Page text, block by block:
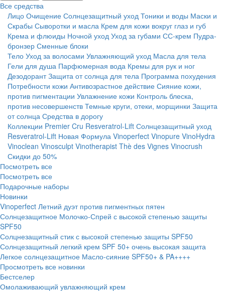
Все средства
Лицо Очищение Солнцезащитный уход Тоники и воды Маски и
Скрабы Сыворотки и масла Крем для кожи вокруг глаз и губ
Крема и флюиды Ночной уход Уход за губами СС-крем Пудра-
бронзер Сменные блоки
Тело Уход за волосами Увлажняющий уход Масла для тела
Гели для душа Парфюмерная вода Кремы для рук и ног
Дезодорант Защита от солнца для тела Программа похудения
Потребности кожи Антивозрастное действие Сияние кожи,
против пигментации Увлажнение кожи Контроль блеска,
против несовершенств Темные круги, отеки, морщинки Защита
от солнца Средства в дорогу
Коллекции Premier Cru Resveratrol-Lift Солнцезащитный уход
Resveratrol-Lift Новая Формула Vinoperfect Vinopure VinoHydra
Vinoclean Vinosculpt Vinotherapist Thè des Vignes Vinocrush
Скидки до 50%
Посмотреть все
Посмотреть все
Подарочные наборы
Новинки
Vinoperfect Летний дуэт против пигментных пятен
Солнцезащитное Молочко-Спрей с высокой степенью защиты
SPF50
Солцнезащитный стик с высокой степенью защиты SPF50
Солнцезащитный легкий крем SPF 50+ очень высокая защита
Легкое солнцезащитное Масло-сияние SPF50+ & PA++++
Просмотреть все новинки
Бестселер
Омолаживающий увлажняющий крем